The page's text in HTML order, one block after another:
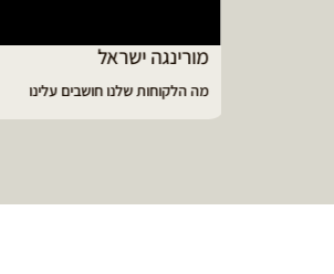
ממליץ על מוצרי מורינגה
מבית מורינגה ישראל - כפר חיים